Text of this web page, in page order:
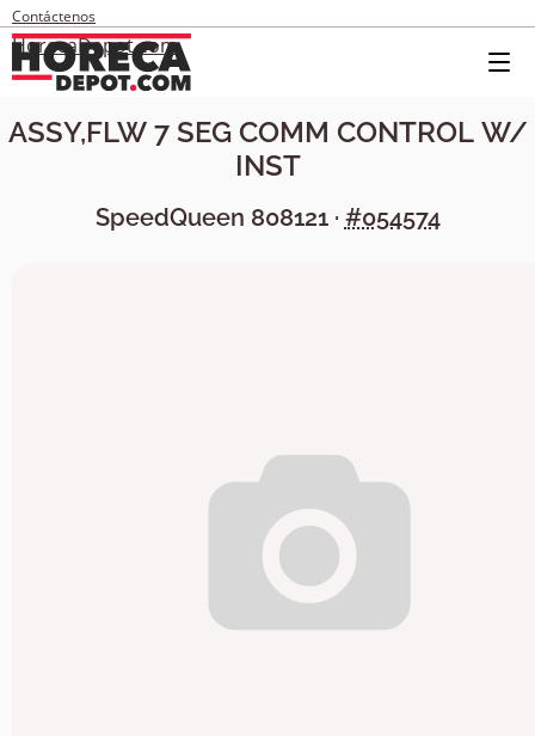
Contáctenos
HorecaDepot.com
ASSY,FLW 7 SEG COMM CONTROL W/
INST
SpeedQueen 808121· #054574